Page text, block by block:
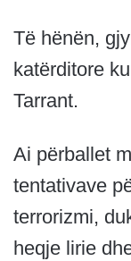
Të hënën,
katërditore
Tarrant.
Ai përballet
tentativave
terrorizmi,
heqje lirie